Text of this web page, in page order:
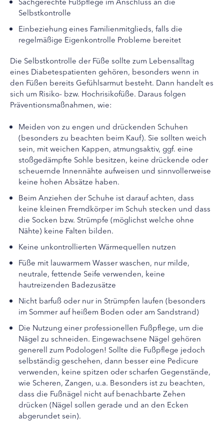
Selbstkontrolle
Einbeziehung eines Familienmitglieds, falls die
regelmäßige Eigenkontrolle Probleme bereitet
Die Selbstkontrolle der Füße sollte zum Lebensalltag
eines Diabetespatienten gehören, besonders wenn in
den Füßen bereits Gefühlsarmut besteht. Dann handelt es
sich um Risiko- bzw. Hochrisikofüße. Daraus folgen
Präventionsmaßnahmen, wie:
Meiden von zu engen und drückenden Schuhen
(besonders zu beachten beim Kauf). Sie sollten weich
sein, mit weichen Kappen, atmungsaktiv, ggf. eine
stoßgedämpfte Sohle besitzen, keine drückende oder
scheuernde Innennähte aufweisen und sinnvollerweise
keine hohen Absätze haben.
Beim Anziehen der Schuhe ist darauf achten, dass
keine kleinen Fremdkörper im Schuh stecken und dass
die Socken bzw. Strümpfe (möglichst welche ohne
Nähte) keine Falten bilden.
Keine unkontrollierten Wärmequellen nutzen
Füße mit lauwarmem Wasser waschen, nur milde,
neutrale, fettende Seife verwenden, keine
hautreizenden Badezusätze
Nicht barfuß oder nur in Strümpfen laufen (besonders
im Sommer auf heißem Boden oder am Sandstrand)
Die Nutzung einer professionellen Fußpflege, um die
Nägel zu schneiden. Eingewachsene Nägel gehören
generell zum Podologen! Sollte die Fußpflege jedoch
selbständig geschehen, dann besser eine Pedicure
verwenden, keine spitzen oder scharfen Gegenstände,
wie Scheren, Zangen, u.a. Besonders ist zu beachten,
dass die Fußnägel nicht auf benachbarte Zehen
drücken (Nägel sollen gerade und an den Ecken
abgerundet sein).